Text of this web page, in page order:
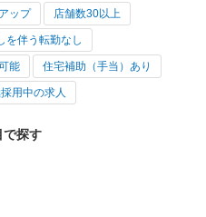
ップ 店舗数30以上
を伴う転勤なし
能 住宅補助（手当）あり
用中の求人
で探す